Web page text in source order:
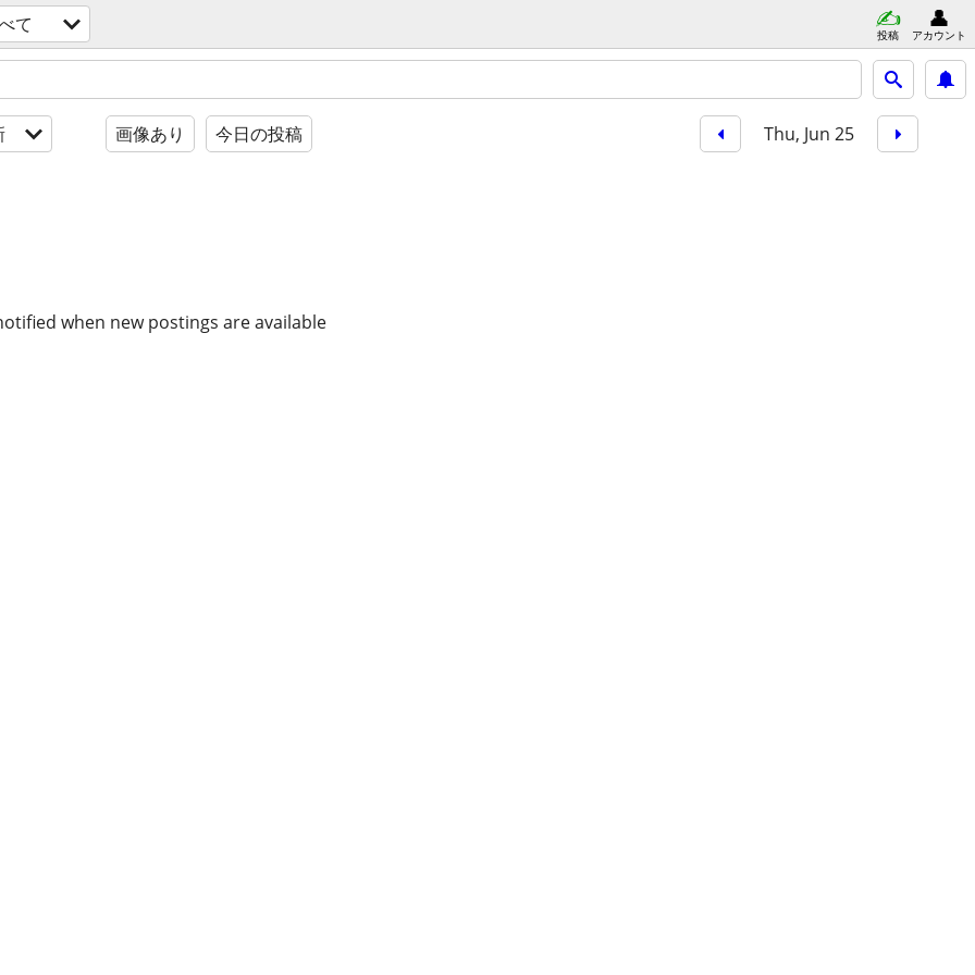
て 投稿 アカウント
画像あり 今日の投稿 Thu, Jun 25
when new postings are available